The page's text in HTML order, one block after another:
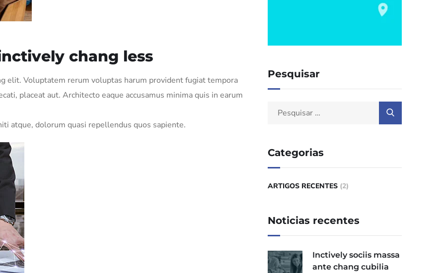
chang less
elit. Voluptatem rerum voluptas harum provident fugiat tempora
placeat aut. Architecto eaque accusamus minima quis in earum
atque, dolorum quasi repellendus quos sapiente.
Pesquisar
Categorias
ARTIGOS RECENTES (2)
Noticias recentes
Inctively sociis massa
ante chang cubilia